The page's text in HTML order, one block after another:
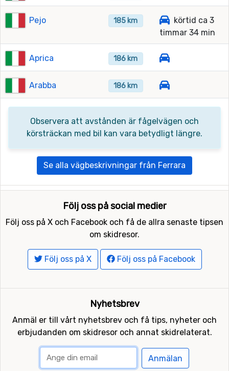
Pejo 185 km
körtid ca 3
timmar 34 min
Aprica 186 km
Arabba 186 km
Observera att avstånden är fågelvägen och
körsträckan med bil kan vara betydligt längre.
Se alla vägbeskrivningar från Ferrara
Följ oss på social medier
Följ oss på X och Facebook och få de allra senaste tipsen
om skidresor.
Följ oss på X Följ oss på Facebook
Nyhetsbrev
Anmäl er till vårt nyhetsbrev och få tips, nyheter och
erbjudanden om skidresor och annat skidrelaterat.
Anmälan